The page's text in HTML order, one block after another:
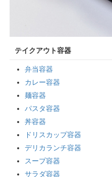
テイクアウト容器
弁当容器
カレー容器
麺容器
パスタ容器
丼容器
ドリスカップ容器
デリカランチ容器
スープ容器
サラダ容器